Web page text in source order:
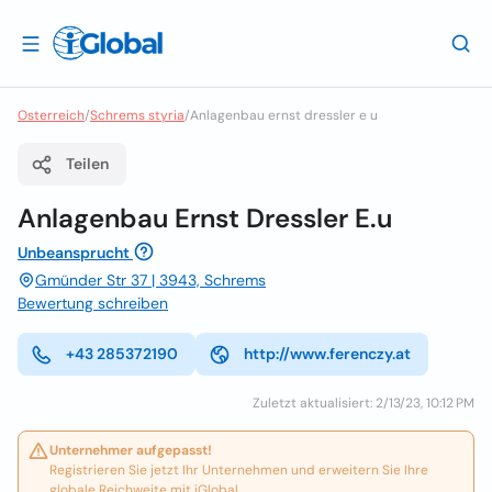
Osterreich/Schrems styria/Anlagenbau ernst dressler e u
Teilen
Anlagenbau Ernst Dressler E.u
Unbeansprucht
Gmünder Str 37 | 3943, Schrems
Bewertung schreiben
+43 285372190 http://www.ferenczy.at
Zuletzt aktualisiert: 2/13/23, 10:12 PM
Unternehmer aufgepasst!
Registrieren Sie jetzt Ihr Unternehmen und erweitern Sie Ihre